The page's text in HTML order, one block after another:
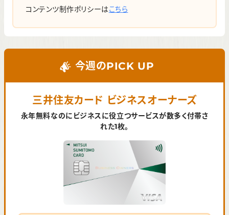
コンテンツ制作ポリシーはこちら
今週のPICK UP
三井住友カード ビジネスオーナーズ
永年無料なのにビジネスに役立つサービスが数多く付帯さ
れた1枚。